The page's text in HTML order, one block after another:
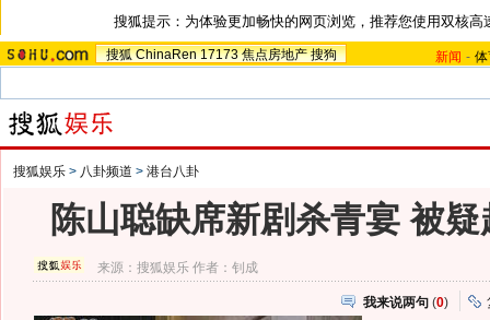
搜狐提示：为体验更加畅快的网页浏览，推荐您使用双核高
搜狐 ChinaRen 17173 焦点房地产 搜狗 新闻 -
搜狐娱乐 > 八卦频道 > 港台八卦
陈山聪缺席新剧杀青宴 被
来源：搜狐娱乐 作者：钊成
我来说两句 (0)